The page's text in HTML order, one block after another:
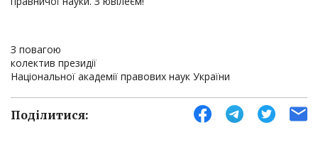
З повагою
колектив президії
Національної академії правових наук України
Поділитися: